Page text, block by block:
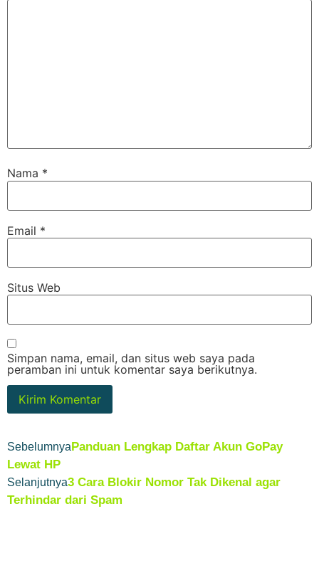
Nama *
Email *
Situs Web
Simpan nama, email, dan situs web saya pada
peramban ini untuk komentar saya berikutnya.
SebelumnyaPanduan Lengkap Daftar Akun GoPay
Lewat HP
Selanjutnya3 Cara Blokir Nomor Tak Dikenal agar
Terhindar dari Spam